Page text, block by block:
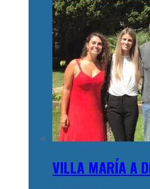
VILLA MARÍA A